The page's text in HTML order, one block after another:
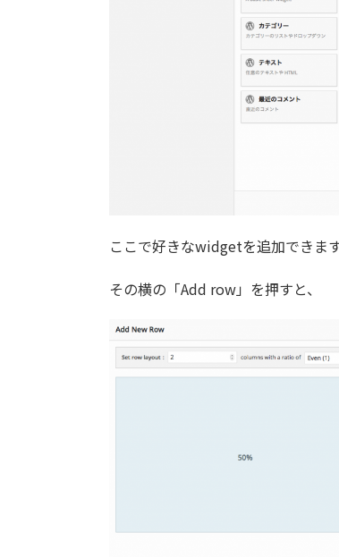
ここで好きなwidgetを追加できます
その横の「Add row」を押すと、